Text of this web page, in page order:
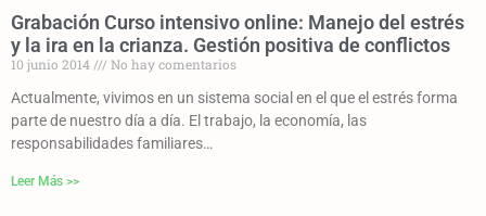
Grabación Curso intensivo online: Manejo del estrés
y la ira en la crianza. Gestión positiva de conflictos
10 junio 2014
No hay comentarios
Actualmente, vivimos en un sistema social en el que el estrés forma
parte de nuestro día a día. El trabajo, la economía, las
responsabilidades familiares…
Leer Más >>